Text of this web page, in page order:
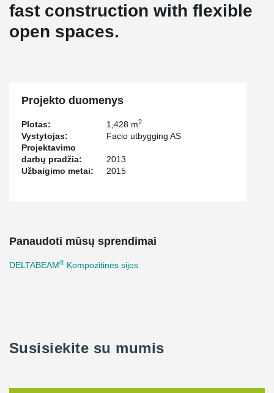
fast construction with flexible
open spaces.
Projekto duomenys
Plotas: 1,428 m2
Vystytojas:
Facio utbygging AS
Projektavimo
darbų pradžia:
2013
Užbaigimo metai:
2015
Panaudoti mūsų sprendimai
DELTABEAM® Kompozitinės sijos
Susisiekite su mumis